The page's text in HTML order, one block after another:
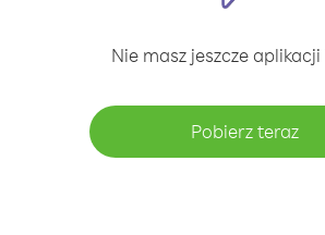
Nie masz jeszcze aplikacji
Pobierz teraz